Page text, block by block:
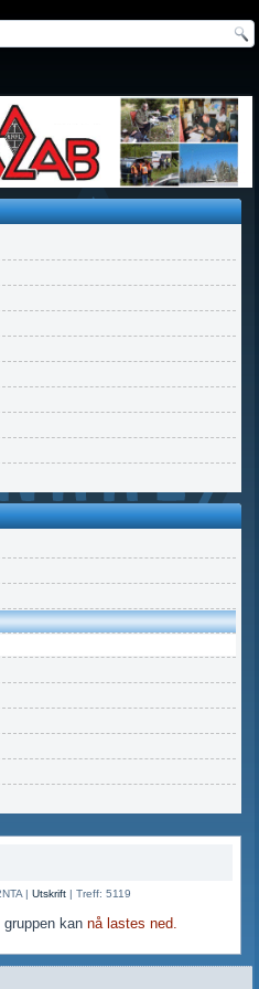
|Utskrift |Treff: 5119
gruppen kannå lastes ned.